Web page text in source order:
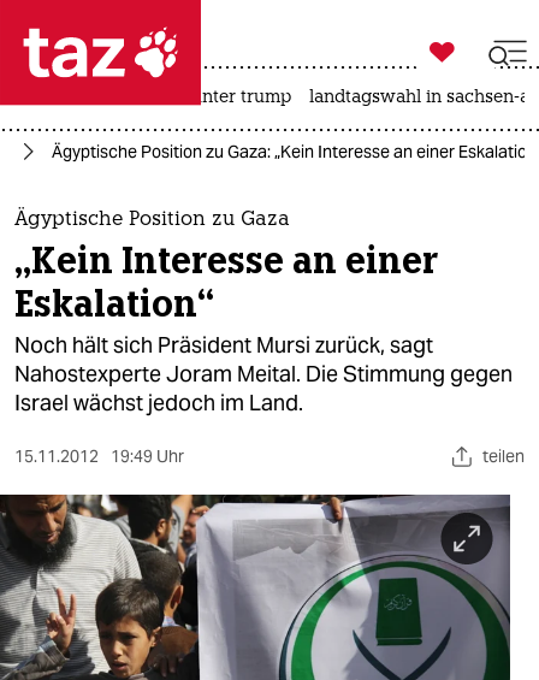
 taz zahl ich
taz zahl ich
themen
politik
öko
gesellschaft
sport
berlin
nord
wahrheit

taz zahl ich
usa unter trump landtagswahl in sachsen-
Ägyptische Position zu Gaza: „Kein Interesse an einer
Ägyptische Position zu Gaza
„Kein Interesse an einer
Eskalation“
Noch hält sich Präsident Mursi zurück, sagt
Nahostexperte Joram Meital. Die Stimmung gegen
Israel wächst jedoch im Land.
15.11.2012 19:49 Uhr teilen